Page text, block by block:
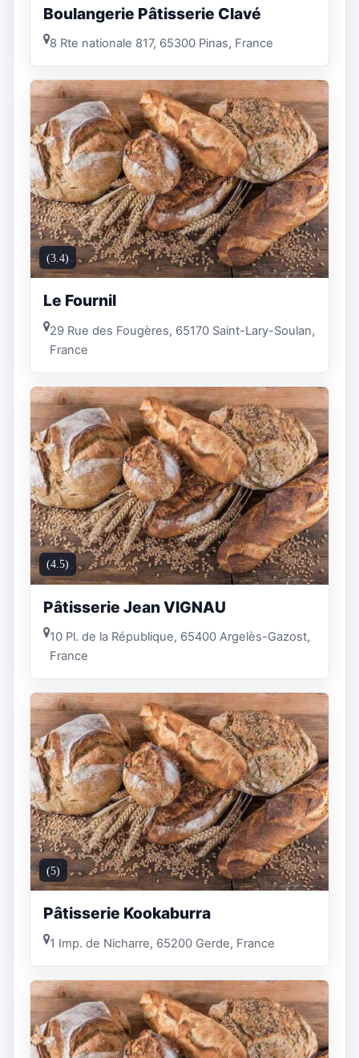
Boulangerie Pâtisserie Clavé
8 Rte nationale 817, 65300 Pinas, France
(3.4)
Le Fournil
29 Rue des Fougères, 65170 Saint-Lary-Soulan,
France
(4.5)
Pâtisserie Jean VIGNAU
10 Pl. de la République, 65400 Argelès-Gazost,
France
(5)
Pâtisserie Kookaburra
1 Imp. de Nicharre, 65200 Gerde, France